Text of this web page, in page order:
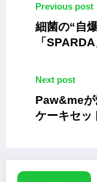
Previous post
細菌の“自
「
Next post
Paw&meが
ケーキセッ